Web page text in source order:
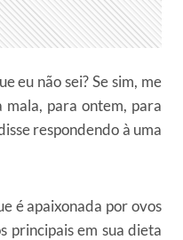
eu não sei? Se sim, me
para ontem, para
respondendo à uma
é apaixonada por ovos
principais em sua dieta